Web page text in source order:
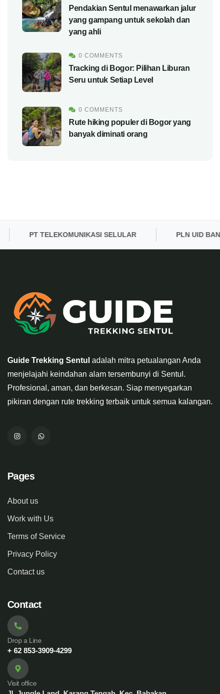
Pendakian Sentul menawarkan jalur
yang gampang untuk sekolah dan
yang ahli
0 COMMENTS
Tracking di Bogor: Pilihan Liburan
Seru untuk Setiap Level
0 COMMENTS
Rute hiking populer di Bogor yang
banyak diminati orang
PT TELEKOMUNIKASI SELULAR PLN UID
Guide Trekking Sentul adalah mitra petualangan Anda
menjelajahi keindahan alam tersembunyi di Sentul.
Profesional, aman, dan berkesan. Siap menyegarkan
pikiran dengan rute trekking terbaik untuk semua kalangan.
Pages
About us
Work with Us
Terms of Service
Privacy Policy
Contact us
Contact
Drop a Line
+ 62 853-3909-4299
Visit office